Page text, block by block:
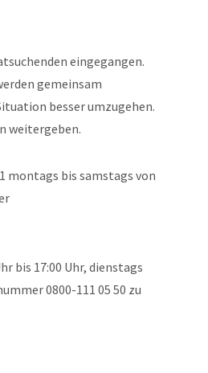
eingegangen.
gemeinsam
besser umzugehen.
weitergeben.
montags bis samstags von
bis 17:00 Uhr, dienstags
0800-111 05 50 zu